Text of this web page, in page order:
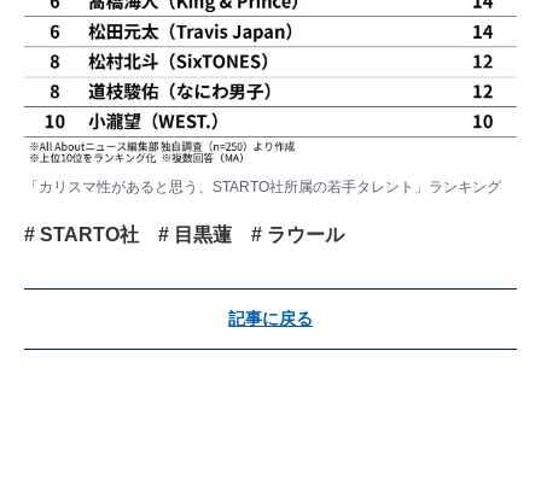
「カリスマ性があると思う、STARTO社所属の若手タレント」ランキング
# STARTO社 # 目黒蓮 # ラウール
記事に戻る